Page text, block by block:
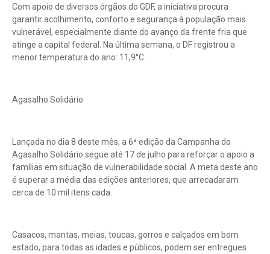
Com apoio de diversos órgãos do GDF, a iniciativa procura
garantir acolhimento, conforto e segurança à população mais
vulnerável, especialmente diante do avanço da frente fria que
atinge a capital federal. Na última semana, o DF registrou a
menor temperatura do ano: 11,9°C.
Agasalho Solidário
Lançada no dia 8 deste mês, a 6ª edição da Campanha do
Agasalho Solidário segue até 17 de julho para reforçar o apoio a
famílias em situação de vulnerabilidade social. A meta deste ano
é superar a média das edições anteriores, que arrecadaram
cerca de 10 mil itens cada.
Casacos, mantas, meias, toucas, gorros e calçados em bom
estado, para todas as idades e públicos, podem ser entregues